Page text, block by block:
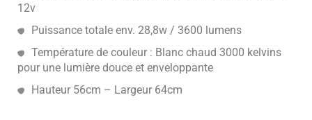
12v
Puissance totale env. 28,8w / 3600 lumens
Température de couleur : Blanc chaud 3000 kelvins
pour une lumière douce et enveloppante
Hauteur 56cm – Largeur 64cm